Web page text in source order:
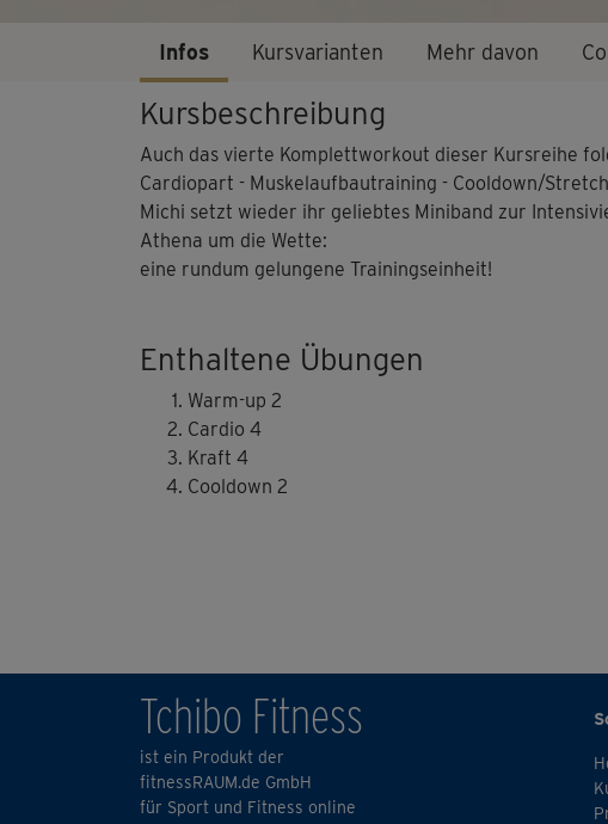
Infos Kursvarianten Mehr davon
Kursbeschreibung
Auch das vierte Komplettworkout dieser Kursreihe
Cardiopart - Muskelaufbautraining - Cooldown/
Michi setzt wieder ihr geliebtes Miniband zur
Athena um die Wette:
eine rundum gelungene Trainingseinheit!
Enthaltene Übungen
Warm-up 2
Cardio 4
Kraft 4
Cooldown 2
Tchibo Fitness
ist ein Produkt der
fitnessRAUM.de GmbH
für Sport und Fitness online